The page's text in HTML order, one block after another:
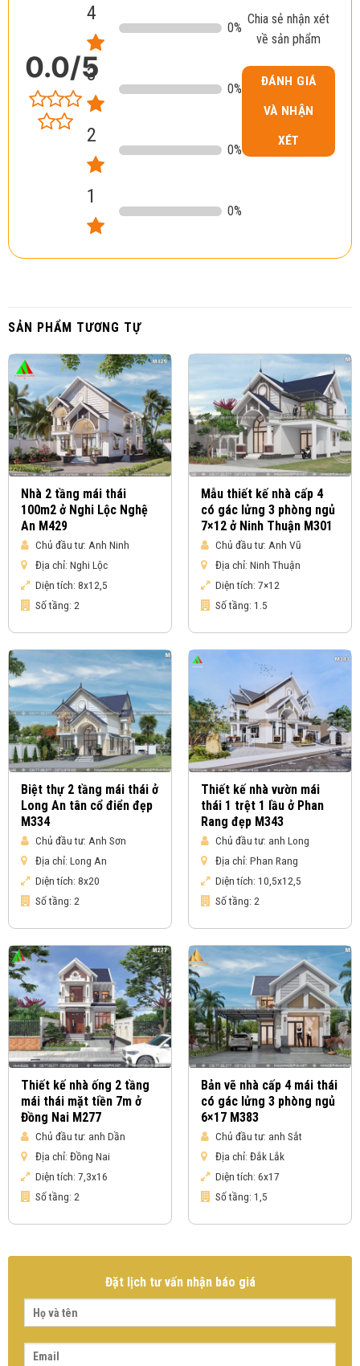
0.0/5
4
0%
3
0%
2
0%
1
0%
Chia sẻ nhận xét
về sản phẩm
ĐÁNH GIÁ
VÀ NHẬN
XÉT
SẢN PHẨM TƯƠNG TỰ
Nhà 2 tầng mái thái
100m2 ở Nghi Lộc Nghệ
An M429
Chủ đầu tư: Anh Ninh
Địa chỉ: Nghi Lộc
Diện tích: 8x12,5
Số tầng: 2
Mẫu thiết kế nhà cấp 4
có gác lửng 3 phòng ngủ
7×12 ở Ninh Thuận M301
Chủ đầu tư: Anh Vũ
Địa chỉ: Ninh Thuận
Diện tích: 7×12
Số tầng: 1.5
Biệt thự 2 tầng mái thái ở
Long An tân cổ điển đẹp
M334
Chủ đầu tư: Anh Sơn
Địa chỉ: Long An
Diện tích: 8x20
Số tầng: 2
Thiết kế nhà vườn mái
thái 1 trệt 1 lầu ở Phan
Rang đẹp M343
Chủ đầu tư: anh Long
Địa chỉ: Phan Rang
Diện tích: 10,5x12,5
Số tầng: 2
Thiết kế nhà ống 2 tầng
mái thái mặt tiền 7m ở
Đồng Nai M277
Chủ đầu tư: anh Dần
Địa chỉ: Đồng Nai
Diện tích: 7,3x16
Số tầng: 2
Bản vẽ nhà cấp 4 mái thái
có gác lửng 3 phòng ngủ
6×17 M383
Chủ đầu tư: anh Sắt
Địa chỉ: Đắk Lắk
Diện tích: 6x17
Số tầng: 1,5
Đặt lịch tư vấn nhận báo giá